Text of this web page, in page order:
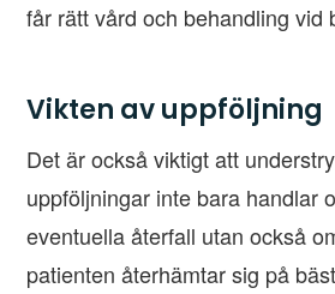
får rätt vård och behandling vid
Vikten av uppföljning
Det är också viktigt att
uppföljningar inte bara handlar
eventuella återfall utan också
patienten återhämtar sig på